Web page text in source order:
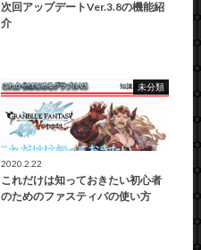
次回アップデートVer.3.8の機能紹
介
未分類
2020.2.22
これだけは知っておきたい初心者
のためのファスティバの使い方